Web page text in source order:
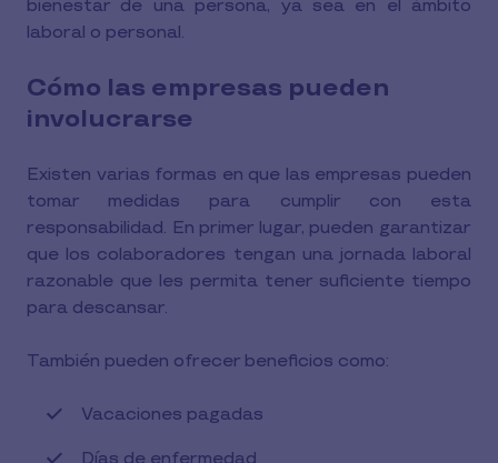
bienestar de una persona, ya sea en el ámbito
laboral o personal.
Cómo las empresas pueden
involucrarse
Existen varias formas en que las empresas pueden
tomar medidas para cumplir con esta
responsabilidad. En primer lugar, pueden garantizar
que los colaboradores tengan una jornada laboral
razonable que les permita tener suficiente tiempo
para descansar.
También pueden ofrecer beneficios como:
Vacaciones pagadas